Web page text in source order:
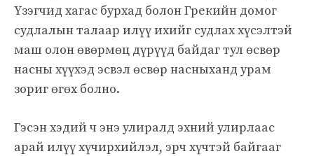
Үзэгчид хагас бурхад болон Грекийн домог
судлалын талаар илүү ихийг судлах хүсэлтэй
маш олон өвөрмөц дүрүүд байдаг тул өсвөр
насны хүүхэд эсвэл өсвөр насныханд урам
зориг өгөх болно.
Гэсэн хэдий ч энэ улиралд эхний улирлаас
арай илүү хүчирхийлэл, эрч хүчтэй байгааг